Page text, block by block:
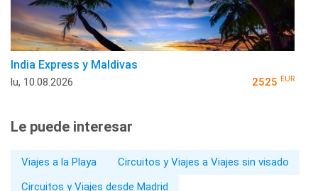
India Express y Maldivas
lu, 10.08.2026 2525 EUR
Le puede interesar
Viajes a la Playa
Circuitos y Viajes a Viajes sin visado
Circuitos y Viajes desde Madrid